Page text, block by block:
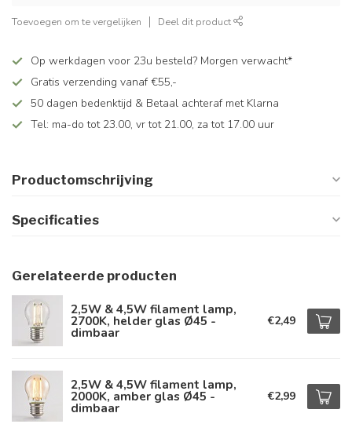
Toevoegen om te vergelijken Deel dit product
Op werkdagen voor 23u besteld? Morgen verwacht*
Gratis verzending vanaf €55,-
50 dagen bedenktijd & Betaal achteraf met Klarna
Tel: ma-do tot 23.00, vr tot 21.00, za tot 17.00 uur
Productomschrijving
Specificaties
Gerelateerde producten
2,5W & 4,5W filament lamp,
2700K, helder glas Ø45 -
dimbaar
€2,49
2,5W & 4,5W filament lamp,
2000K, amber glas Ø45 -
dimbaar
€2,99